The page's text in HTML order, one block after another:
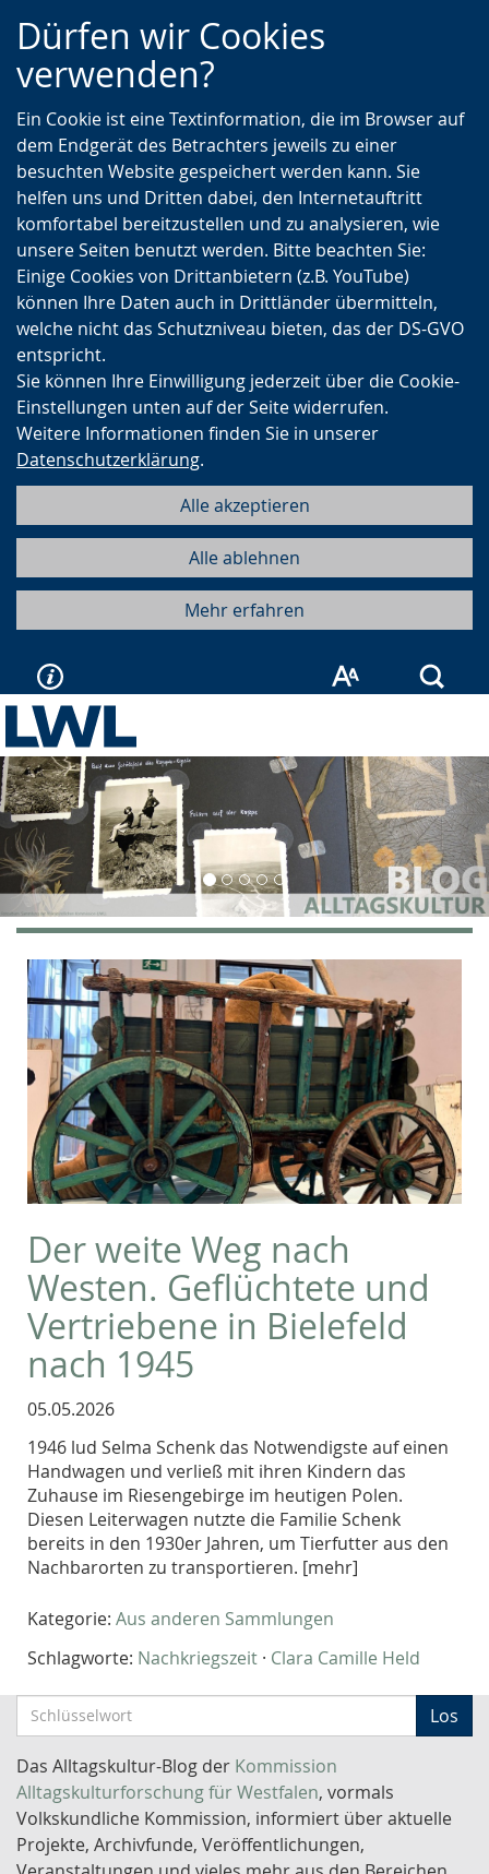
Zur
Hauptnavigation
Zur
Seitennavigation
Zum
Inhalt
Dürfen wir Cookies
verwenden?
Ein Cookie ist eine Textinformation, die im Browser auf
dem Endgerät des Betrachters jeweils zu einer
besuchten Website gespeichert werden kann. Sie
helfen uns und Dritten dabei, den Internetauftritt
komfortabel bereitzustellen und zu analysieren, wie
unsere Seiten benutzt werden. Bitte beachten Sie:
Einige Cookies von Drittanbietern (z.B. YouTube)
können Ihre Daten auch in Drittländer übermitteln,
welche nicht das Schutzniveau bieten, das der DS-GVO
entspricht.
Sie können Ihre Einwilligung jederzeit über die Cookie-
Einstellungen unten auf der Seite widerrufen.
Weitere Informationen finden Sie in unserer
Datenschutzerklärung.
Alle akzeptieren
Alle ablehnen
Mehr erfahren
Vorherige
Der weite Weg nach
Westen. Geflüchtete und
Vertriebene in Bielefeld
nach 1945
05.05.2026
1946 lud Selma Schenk das Notwendigste auf einen
Handwagen und verließ mit ihren Kindern das
Zuhause im Riesengebirge im heutigen Polen.
Diesen Leiterwagen nutzte die Familie Schenk
bereits in den 1930er Jahren, um Tierfutter aus den
Nachbarorten zu transportieren. [mehr]
Kategorie: Aus anderen Sammlungen
Schlagworte: Nachkriegszeit · Clara Camille Held
c
h
l
ü
s
s
Los
Das Alltagskultur-Blog der Kommission
Alltagskulturforschung für Westfalen, vormals
Volkskundliche Kommission, informiert über aktuelle
Projekte, Archivfunde, Veröffentlichungen,